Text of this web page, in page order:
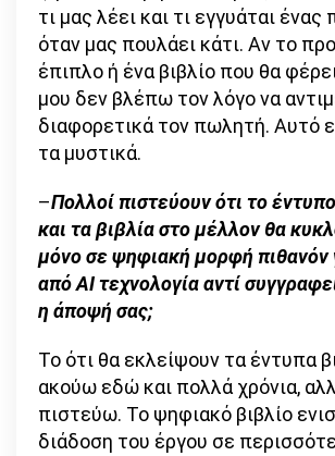
τι μας λέει και τι εγγυάται
όταν μας πουλάει κάτι. Αν το
έπιπλο ή ένα βιβλίο που θα
μου δεν βλέπω τον λόγο να
διαφορετικά τον πωλητή. Αυτό
τα μυστικά.
–Πολλοί πιστεύουν ότι το
και τα βιβλία στο μέλλον θα
μόνο σε ψηφιακή μορφή πιθανόν
από AI τεχνολογία αντί
η άποψή σας;
Το ότι θα εκλείψουν τα έντυπα
ακούω εδώ και πολλά χρόνια,
πιστεύω. Το ψηφιακό βιβλίο
διάδοση του έργου σε